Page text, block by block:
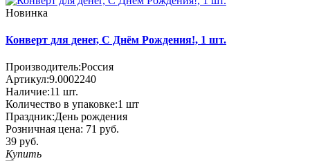
Новинка
Конверт для денег, C Днём Рождения!, 1 шт.
Производитель:Россия
Артикул:9.0002240
Наличие:11 шт.
Количество в упаковке:1 шт
Праздник:День рождения
Розничная цена: 71 руб.
39 руб.
Купить